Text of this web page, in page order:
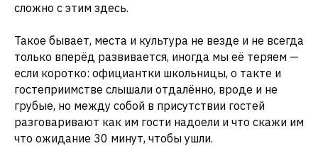
сложно с этим здесь.
Такое бывает, места и культура не везде и не всегда
только вперёд развивается, иногда мы её теряем —
если коротко: официантки школьницы, о такте и
гостеприимстве слышали отдалённо, вроде и не
грубые, но между собой в присутствии гостей
разговаривают как им гости надоели и что скажи им
что ожидание 30 минут, чтобы ушли.